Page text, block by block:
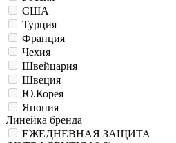
США
Турция
Франция
Чехия
Швейцария
Швеция
Ю.Корея
Япония
Линейка бренда
ЕЖЕДНЕВНАЯ ЗАЩИТА